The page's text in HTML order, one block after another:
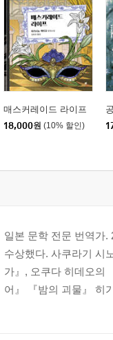
매스커레이드 라이프
18,000원 (10% 할인)
일본 문학 전문 번역가.
수상했다. 사쿠라기 시
가』, 오쿠다 히데오의
어』 『밤의 괴물』 히